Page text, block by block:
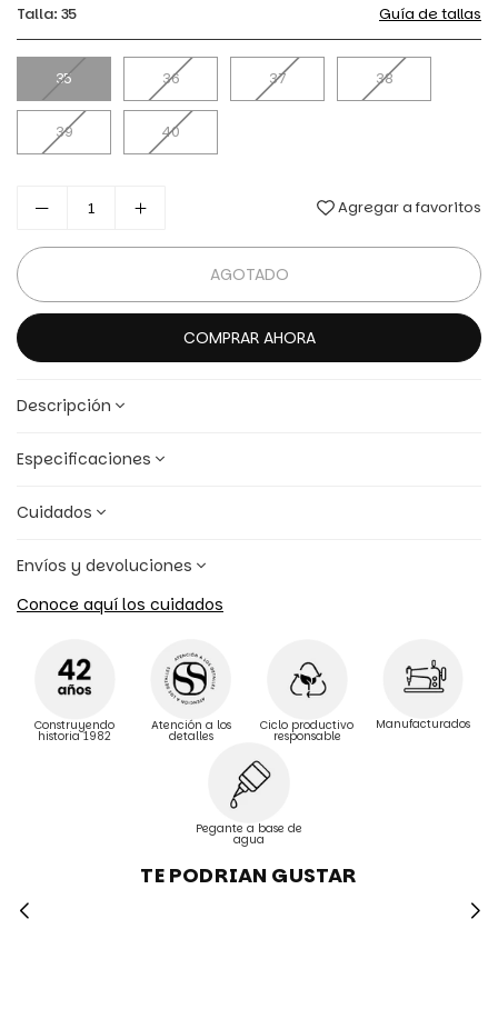
Talla: 35 Guía de tallas
35 36 37 38
39 40
Agregar a favoritos
AGOTADO
COMPRAR AHORA
Descripción
Especificaciones
Cuidados
Envíos y devoluciones
Conoce aquí los cuidados
Construyendo
historia 1982
Atención a los
detalles
Ciclo productivo
responsable
Manufacturados
Pegante a base de
agua
TE PODRIAN GUSTAR